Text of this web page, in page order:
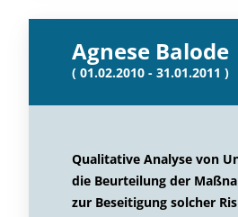
Agnese Balode
( 01.02.2010 - 31.01.2011 )
Qualitative Analyse von
die Beurteilung der
zur Beseitigung solcher